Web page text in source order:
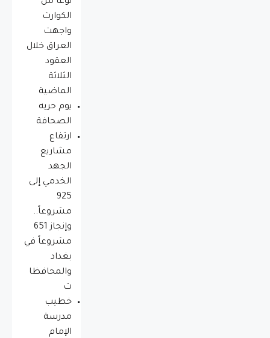
الكوارث
واجهت
العراق خلال
العقود
الثلاثة
الماضية
يوم حريه
الصحافة
ارتفاع
مشاريع
الجهد
الخدمي إلى
925
مشروعاً..
وإنجاز 651
مشروعاً في
بغداد
والمحافظا
ت
خطيب
مدرسة
الإمام